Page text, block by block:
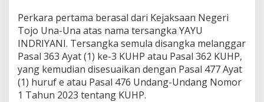
n
n
y
a
Perkara pertama berasal dari Kejaksaan Negeri
Tojo Una-Una atas nama tersangka YAYU
INDRIYANI. Tersangka semula disangka melanggar
Pasal 363 Ayat (1) ke-3 KUHP atau Pasal 362 KUHP,
yang kemudian disesuaikan dengan Pasal 477 Ayat
(1) huruf e atau Pasal 476 Undang-Undang Nomor
1 Tahun 2023 tentang KUHP.